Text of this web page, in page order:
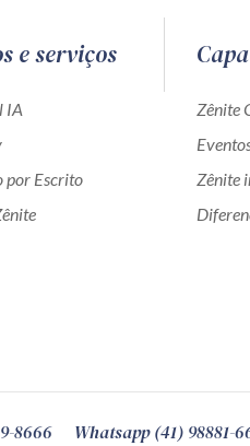
e serviços
IA
por Escrito
Zênite
Zênite
8666 Whatsapp (41) 98881-